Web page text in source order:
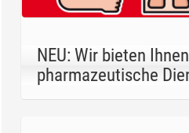
NEU: Wir bieten
pharmazeutische